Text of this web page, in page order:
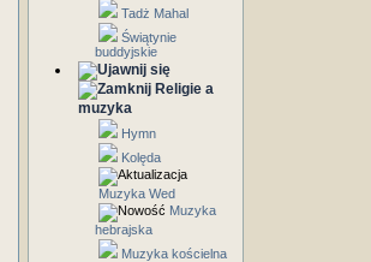
Tadż Mahal
Świątynie
buddyjskie
Religie a
muzyka
Hymn
Kolęda
Muzyka Wed
Muzyka
hebrajska
Muzyka kościelna